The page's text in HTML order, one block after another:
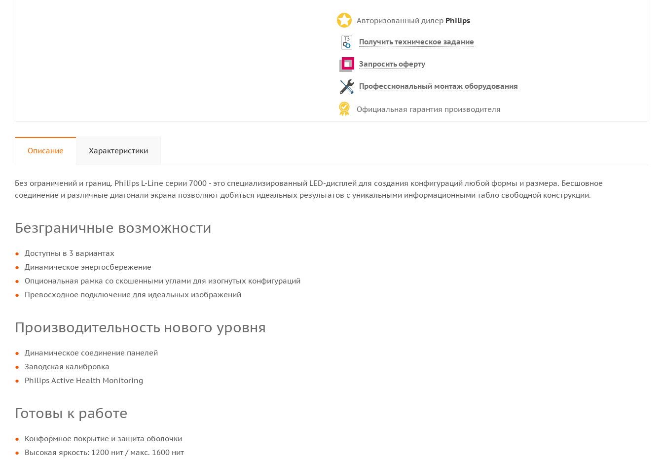
Авторизованный дилер Philips
Получить техническое задание
Запросить оферту
Профессиональный монтаж оборудования
Официальная гарантия производителя
Описание Характеристики
Без ограничений и границ. Philips L-Line серии 7000 - это специализированный LED-дисплей для создания конфигураций любой формы и размера. Бесшовное
соединение и различные диагонали экрана позволяют добиться идеальных результатов с уникальными информационными табло свободной конструкции.
Безграничные возможности
Доступны в 3 вариантах
Динамическое энергосбережение
Опциональная рамка со скошенными углами для изогнутых конфигураций
Превосходное подключение для идеальных изображений
Производительность нового уровня
Динамическое соединение панелей
Заводская калибровка
Philips Active Health Monitoring
Готовы к работе
Конформное покрытие и защита оболочки
Высокая яркость: 1200 нит / макс. 1600 нит